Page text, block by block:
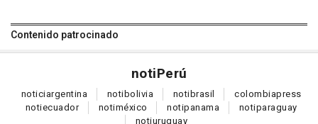
Contenido patrocinado
notiPerú
noticiargentina notibolivia notibrasil colombiapress
notiecuador notiméxico notipanama notiparaguay
notiuruguay